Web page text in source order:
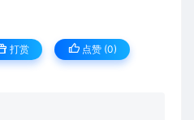
打赏 点赞 (0)